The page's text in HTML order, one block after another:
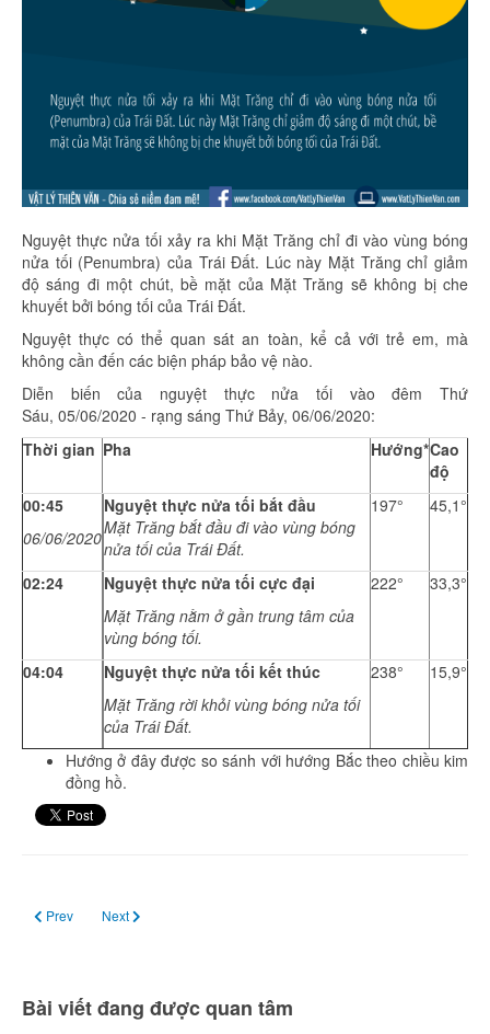
Nguyệt thực nửa tối xảy ra khi Mặt Trăng chỉ đi vào vùng bóng
nửa tối (Penumbra) của Trái Đất. Lúc này Mặt Trăng chỉ giảm
độ sáng đi một chút, bề mặt của Mặt Trăng sẽ không bị che
khuyết bởi bóng tối của Trái Đất.
Nguyệt thực có thể quan sát an toàn, kể cả với trẻ em, mà
không cần đến các biện pháp bảo vệ nào.
Diễn biến của nguyệt thực nửa tối vào đêm Thứ
Sáu, 05/06/2020 - rạng sáng Thứ Bảy, 06/06/2020:
Thời gian Pha Hướng*Cao
độ
00:45
06/06/2020
Nguyệt thực nửa tối bắt đầu
Mặt Trăng bắt đầu đi vào vùng bóng
nửa tối của Trái Đất.
197° 45,1°
02:24
Nguyệt thực nửa tối cực đại
Mặt Trăng nằm ở gần trung tâm của
vùng bóng tối.
222° 33,3°
04:04
Nguyệt thực nửa tối kết thúc
Mặt Trăng rời khỏi vùng bóng nửa tối
của Trái Đất.
238° 15,9°
Hướng ở đây được so sánh với hướng Bắc theo chiều kim
đồng hồ.
Previous article: Ngày 04 tháng 6: Sao Thủy ở vị trí ly giác cực đại phía đông
Prev Next article: Ngày 06 tháng 6: Trăng tròn
Next
Bài viết đang được quan tâm